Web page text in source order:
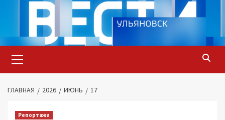
содержимому
меню
ГЛАВНАЯ 2026 ИЮНЬ 17
Репортажи